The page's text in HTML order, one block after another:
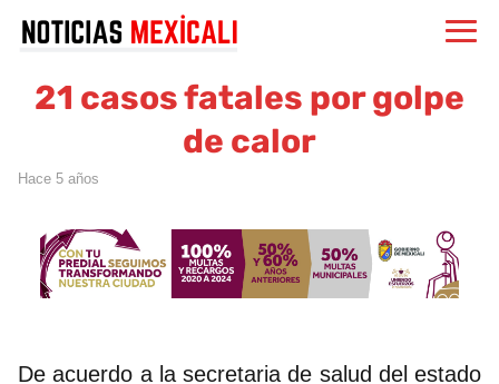
21 casos fatales por golpe
de calor
hace 5 años
De acuerdo a la secretaria de salud del estado